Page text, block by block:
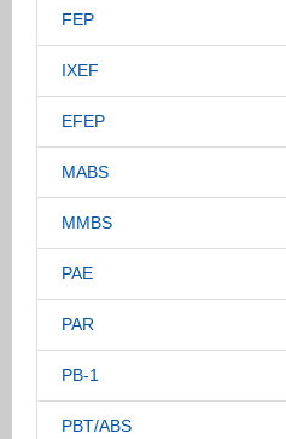
FEP
IXEF
EFEP
MABS
MMBS
PAE
PAR
PB-1
PBT/ABS